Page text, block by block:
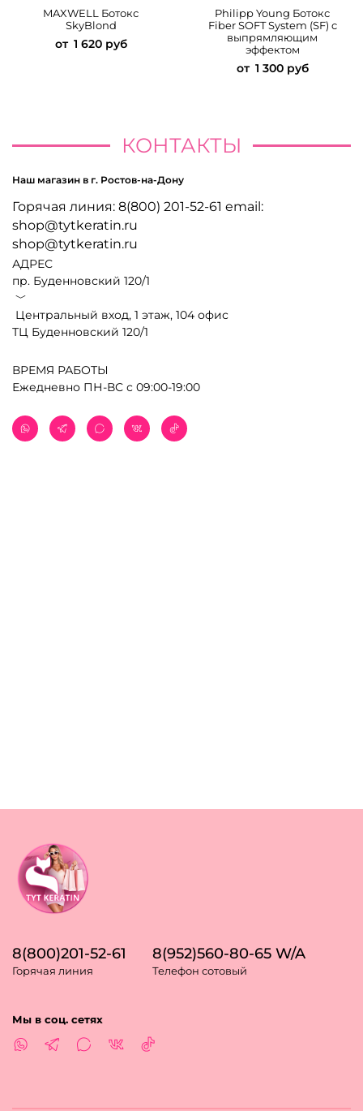
MAXWELL Ботокс
SkyBlond
от 1 620 руб
Philipp Young Ботокс
Fiber SOFT System (SF) c
выпрямляющим
эффектом
от 1 300 руб
КОНТАКТЫ
Наш магазин в г. Ростов-на-Дону
Горячая линия: 8(800) 201-52-61 email:
shop@tytkeratin.ru
shop@tytkeratin.ru
АДРЕС
пр. Буденновский 120/1
﹀
Центральный вход, 1 этаж, 104 офис
ТЦ Буденновский 120/1
ВРЕМЯ РАБОТЫ
Ежедневно ПН-ВС с 09:00-19:00
8(800)201-52-61
Горячая линия
8(952)560-80-65 W/A
Телефон сотовый
Мы в соц. сетях